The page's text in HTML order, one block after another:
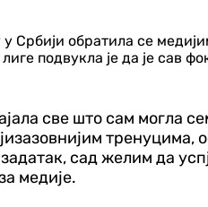
Србији обратила се
подвукла је да је сав
све што сам могла
тренуцима,
сад желим да
медије.